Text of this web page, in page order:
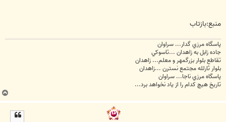
منبع:بازتاب
پاسگاه مرزي گدار... سراوان
جاده زابل به زاهدان ...تاسوکي
تقاطع بلوار بزرگمهر و معلم... زاهدان
بلوار ثارلله مجتمع نسترن ...زاهدان
پاسگاه مرزي ناجا... سراوان
تاريخ هيچ کدام را از ياد نخواهد برد...
ب
ا